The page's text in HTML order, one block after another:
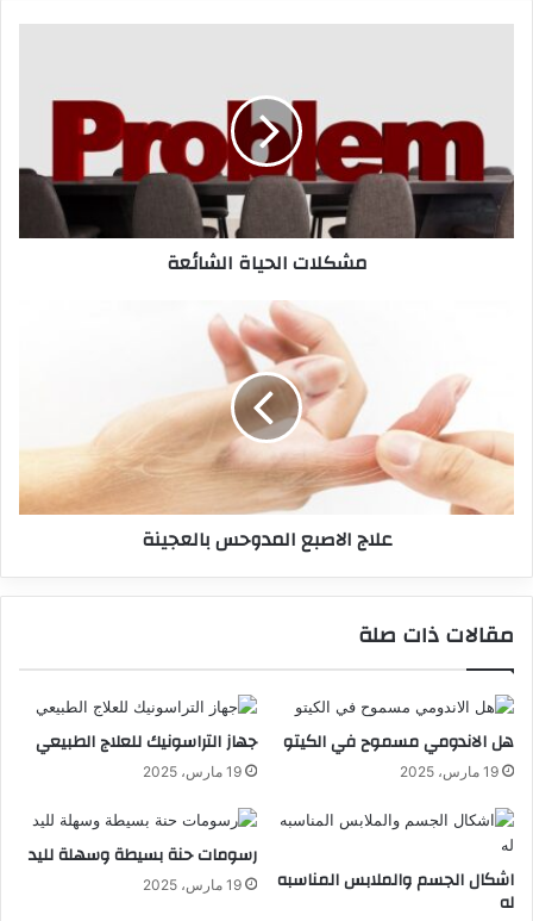
مشكلات الحياة الشائعة
علاج الاصبع المدوحس بالعجينة
مقالات ذات صلة
هل الاندومي مسموح في الكيتو
19 مارس، 2025
جهاز التراسونيك للعلاج الطبيعي
19 مارس، 2025
اشكال الجسم والملابس المناسبه
له
رسومات حنة بسيطة وسهلة لليد
19 مارس، 2025